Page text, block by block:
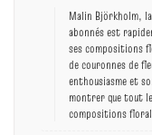
Malin Björkholm,
abonnés est
ses compositions
de couronnes de
enthousiasme et
montrer que tout
compositions